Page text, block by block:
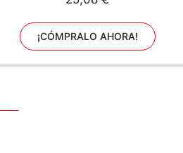
¡CÓMPRALO AHORA!